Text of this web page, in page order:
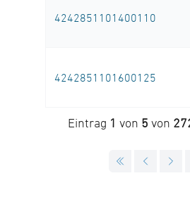
4242851101400110
4242851101600125
Eintrag 1 von 5 von